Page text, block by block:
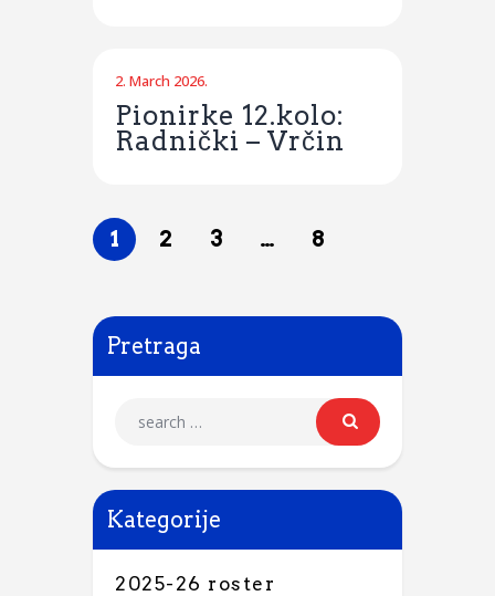
2. March 2026.
Pionirke 12.kolo:
Radnički – Vrčin
1 2 3 … 8
Pretraga
Kategorije
2025-26 roster